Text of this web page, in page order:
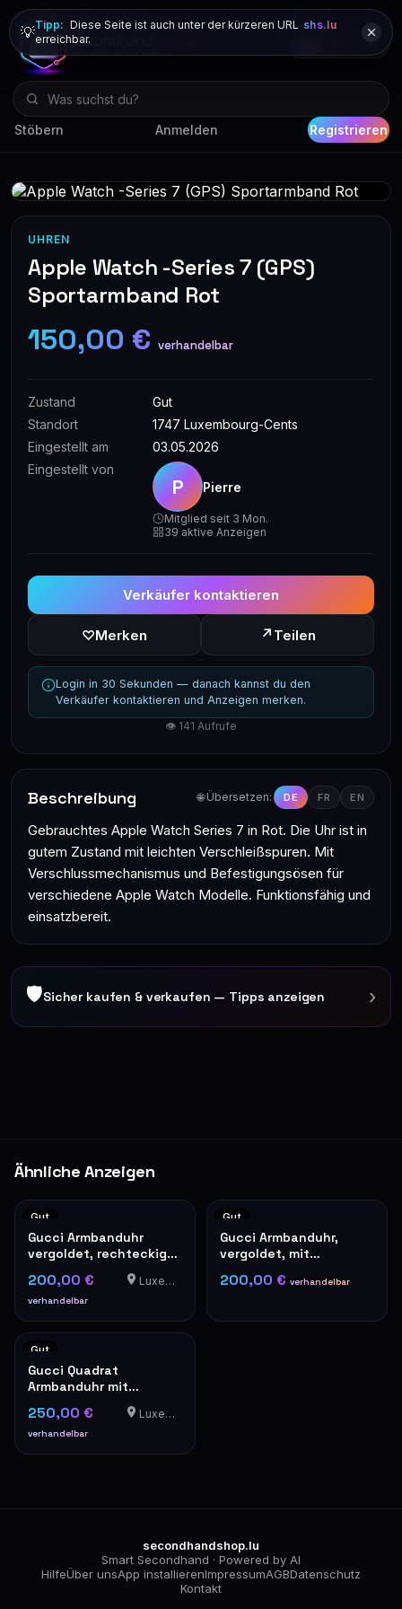
Stöbern Anmelden Registrieren
💡Tipp: Diese Seite ist auch unter der kürzeren URL shs.lu
erreichbar.
UHREN
Apple Watch -Series 7 (GPS)
Sportarmband Rot
150,00 € verhandelbar
Zustand
Gut
Standort
1747 Luxembourg-Cents
Eingestellt am
03.05.2026
Eingestellt von
P Pierre
Mitglied seit 3 Mon.
39 aktive Anzeigen
Verkäufer kontaktieren
♡Merken ↗ Teilen
Login in 30 Sekunden — danach kannst du den
Verkäufer kontaktieren und Anzeigen merken.
👁 141 Aufrufe
Beschreibung 🌐 Übersetzen: DE FR EN
Gebrauchtes Apple Watch Series 7 in Rot. Die Uhr ist in
gutem Zustand mit leichten Verschleißspuren. Mit
Verschlussmechanismus und Befestigungsösen für
verschiedene Apple Watch Modelle. Funktionsfähig und
einsatzbereit.
🛡Sicher kaufen & verkaufen — Tipps anzeigen ›
Ähnliche Anzeigen
Gut
Gucci Armbanduhr
vergoldet, rechteckiges
200,00 €
verhandelbar
Luxemburg
Gut
Gucci Armbanduhr,
vergoldet, mit
200,00 € verhandelbar
Gut
Gucci Quadrat
Armbanduhr mit
250,00 €
verhandelbar
Luxemburg
secondhandshop.lu
Smart Secondhand · Powered by AI
HilfeÜber unsApp installierenImpressumAGBDatenschutz
Kontakt